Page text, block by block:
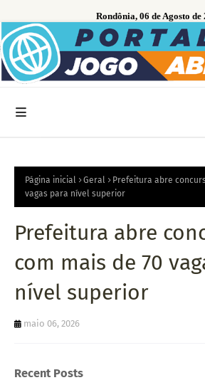
Rondônia, 06 de Agosto de
Página inicial Geral
Prefeitura abre
vagas para nível superior
Prefeitura abre
com mais de 70
nível superior
maio 06, 2026
Recent Posts